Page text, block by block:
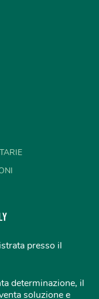
presso il
determinazione, il
soluzione e